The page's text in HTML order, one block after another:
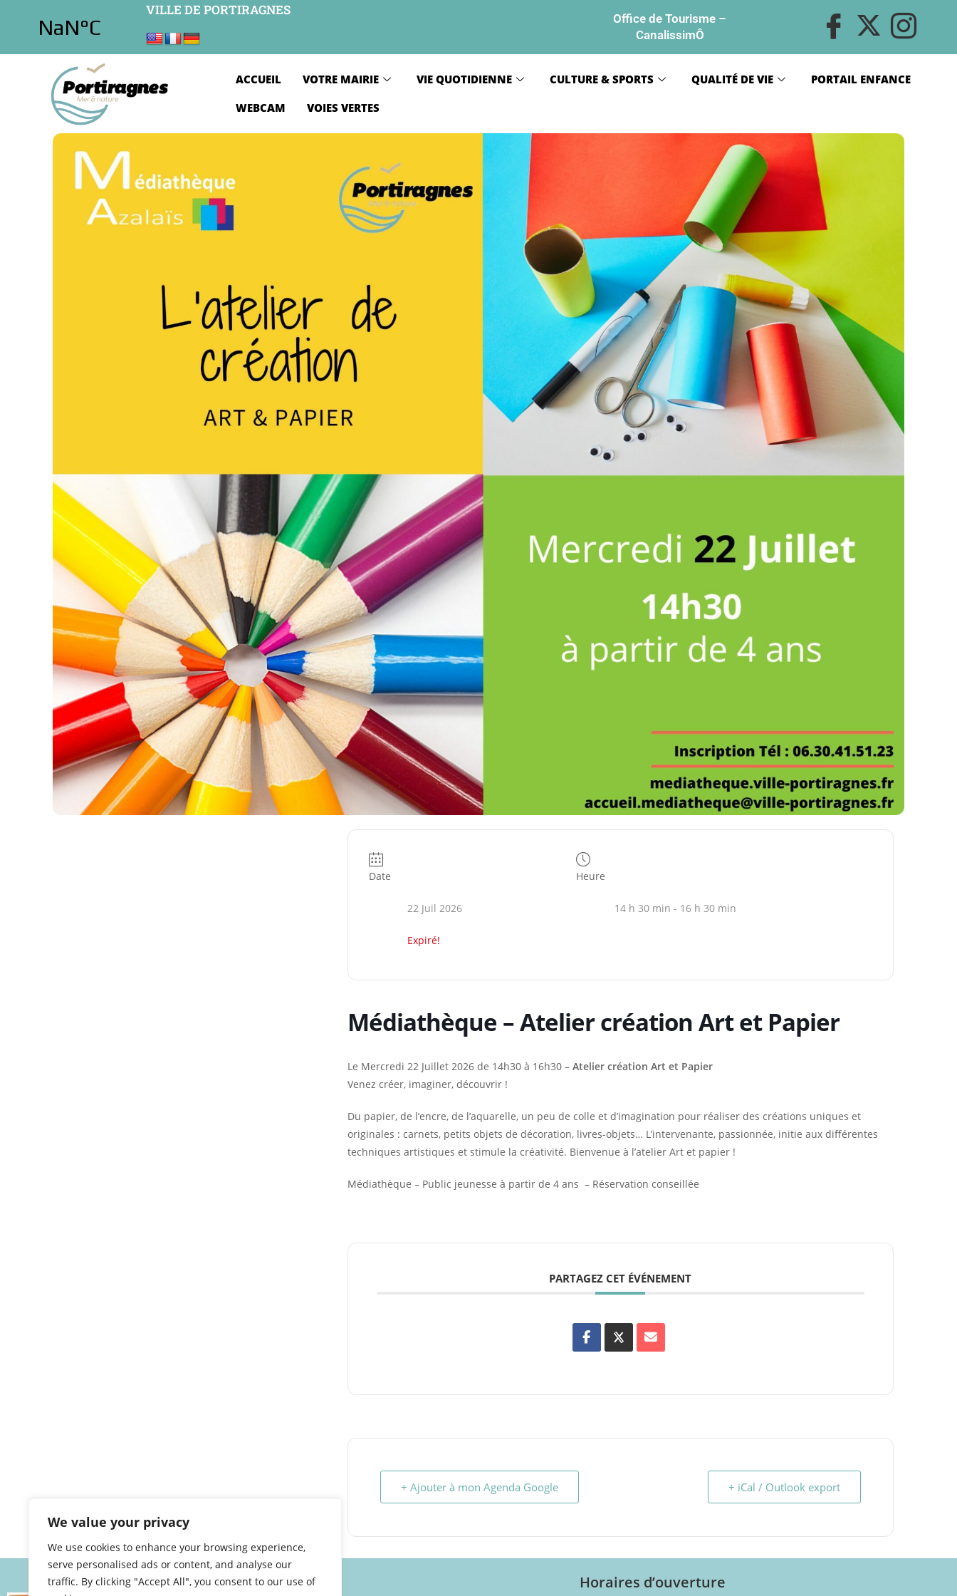
We value your privacy
We use cookies to enhance your browsing experience,
serve personalised ads or content, and analyse our
traffic. By clicking "Accept All", you consent to our use of
VILLE DE PORTIRAGNES
Office de Tourisme –
CanalissimÔ
ACCUEIL VOTRE MAIRIE VIE QUOTIDIENNE CULTURE & SPORTS QUALITÉ DE VIE
PORTAIL ENFANCE
WEBCAM
VOIES VERTES
Date
22 Juil 2026
Expiré!
Heure
14 h 30 min - 16 h 30 min
Médiathèque – Atelier création Art et Papier
Le Mercredi 22 Juillet 2026 de 14h30 à 16h30 – Atelier création Art et Papier
Venez créer, imaginer, découvrir !
Du papier, de l’encre, de l’aquarelle, un peu de colle et d’imagination pour réaliser des créations uniques et
originales : carnets, petits objets de décoration, livres-objets… L’intervenante, passionnée, initie aux différentes
techniques artistiques et stimule la créativité. Bienvenue à l’atelier Art et papier !
Médiathèque – Public jeunesse à partir de 4 ans – Réservation conseillée
PARTAGEZ CET ÉVÉNEMENT
+ Ajouter à mon Agenda Google + iCal / Outlook export
Horaires d’ouverture